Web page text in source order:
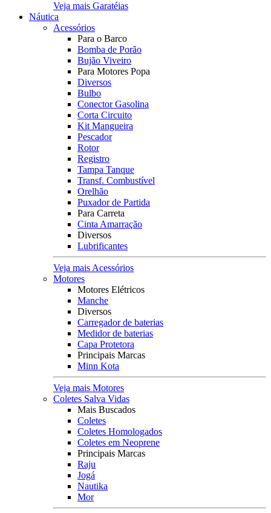
Veja mais Garatéias
Náutica
Acessórios
Para o Barco
Bomba de Porão
Bujão Viveiro
Para Motores Popa
Diversos
Bulbo
Conector Gasolina
Corta Circuito
Kit Mangueira
Pescador
Rotor
Registro
Tampa Tanque
Transf. Combustível
Orelhão
Puxador de Partida
Para Carreta
Cinta Amarração
Diversos
Lubrificantes
Veja mais Acessórios
Motores
Motores Elétricos
Manche
Diversos
Carregador de baterias
Medidor de baterias
Capa Protetora
Principais Marcas
Minn Kota
Veja mais Motores
Coletes Salva Vidas
Mais Buscados
Coletes
Coletes Homologados
Coletes em Neoprene
Principais Marcas
Raju
Jogá
Nautika
Mor